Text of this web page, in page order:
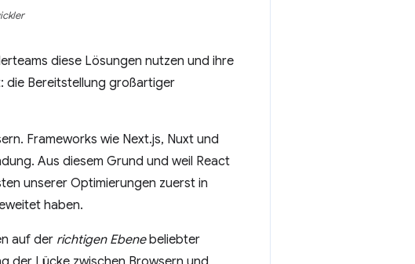
diese Lösungen nutzen und ihre
die Bereitstellung großartiger
Frameworks wie Next.js, Nuxt und
Aus diesem Grund und weil React
unserer Optimierungen zuerst in
haben.
auf der richtigen Ebenebeliebter